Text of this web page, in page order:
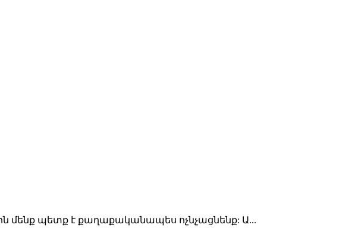
մենք պետք է քաղաքականապես ոչնչացնենք: Ա...